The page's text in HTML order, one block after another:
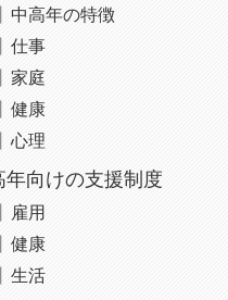
中高年の特徴
仕事
家庭
健康
心理
年向けの支援制度
雇用
健康
生活